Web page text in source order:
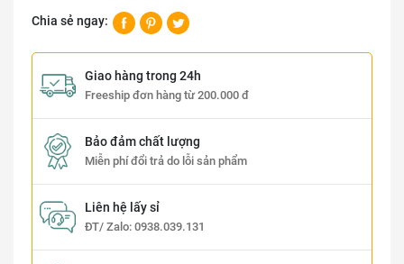
Chia sẻ ngay:
Giao hàng trong 24h
Freeship đơn hàng từ 200.000 đ
Bảo đảm chất lượng
Miễn phí đổi trả do lỗi sản phẩm
Liên hệ lấy sỉ
ĐT/ Zalo: 0938.039.131